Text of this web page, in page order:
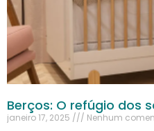
Berços: O refúgio dos
janeiro 17, 2025 Nenhum